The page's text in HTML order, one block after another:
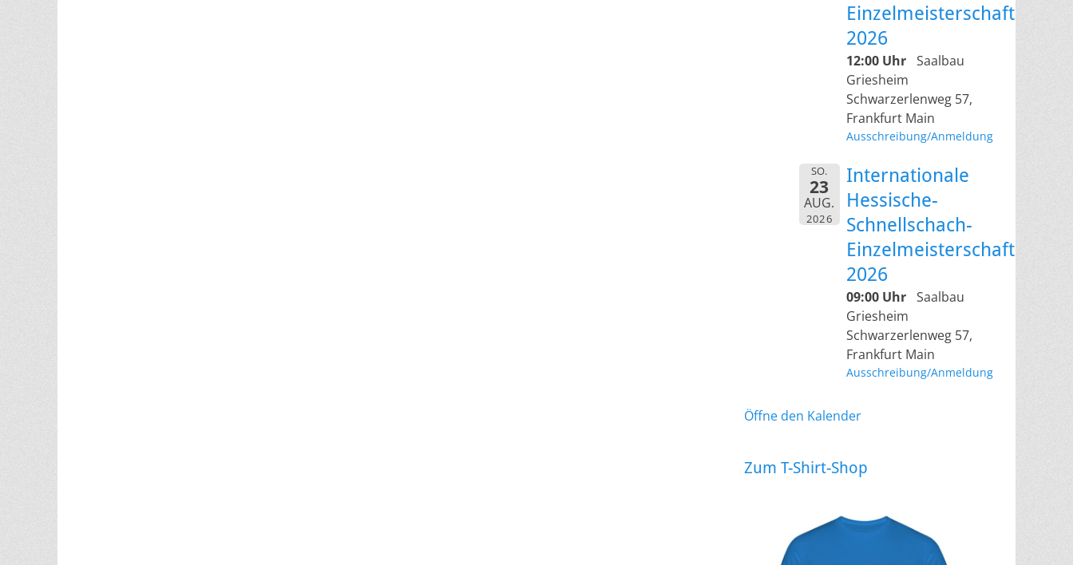
Einzelmeisterschaft
2026
12:00 Uhr Saalbau
Griesheim
Schwarzerlenweg 57,
Frankfurt Main
Ausschreibung/Anmeldung
SO.
23
AUG.
2026
Internationale
Hessische-
Schnellschach-
Einzelmeisterschaft
2026
09:00 Uhr Saalbau
Griesheim
Schwarzerlenweg 57,
Frankfurt Main
Ausschreibung/Anmeldung
Öffne den Kalender
Zum T-Shirt-Shop